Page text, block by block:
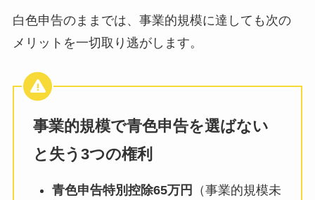
白色申告のままでは、事業的規模に達しても次の
メリットを一切取り逃がします。
事業的規模で青色申告を選ばない
と失う3つの権利
青色申告特別控除65万円
（事業的規模未